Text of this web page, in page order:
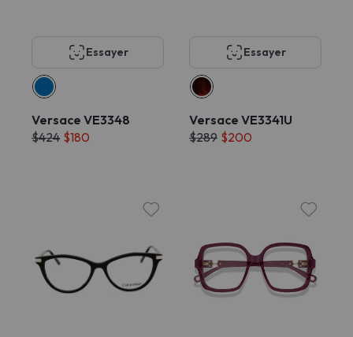
Essayer
Versace VE3348
$424 $180
Essayer
Versace VE3341U
$289 $200